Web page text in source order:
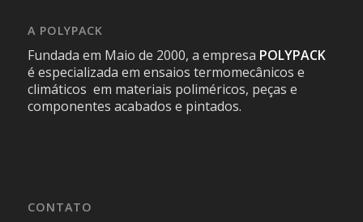
A POLYPACK
Fundada em Maio de 2000, a empresa POLYPACK
é especializada em ensaios termomecânicos e
climáticos em materiais poliméricos, peças e
componentes acabados e pintados.
CONTATO